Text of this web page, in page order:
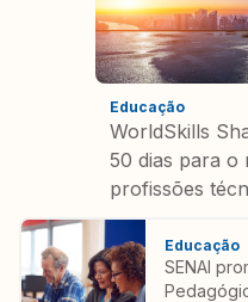
Educação
WorldSkills
50 dias para o
profissões
Educação
SENAI